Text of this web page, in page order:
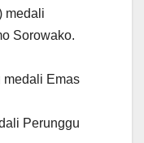
medali
Sorowako.
medali Emas
Perunggu